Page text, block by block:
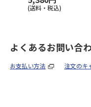
(送料・税込)
よくあるお問い合
お支払い方法 注文のキ